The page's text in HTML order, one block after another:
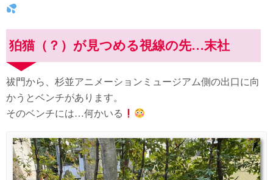
狛猫（？）が見つめる視線の先…末社
祓門から、杉並アニメーションミュージアム側の出口に向
かうとベンチがあります。
そのベンチには…何かいる